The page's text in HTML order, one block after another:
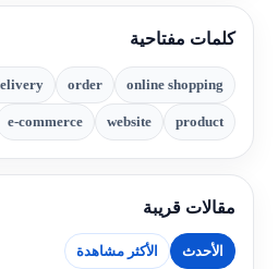
كلمات مفتاحية
online shopping
order
product
website
e-commerce
مقالات قريبة
الأحدث الأكثر مشاهدة